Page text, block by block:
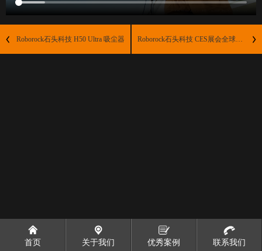
Roborock石头科技 H50 Ultra 吸尘器 Roborock石头科技 CES展会全球首发
首页 关于我们 优秀案例 联系我们